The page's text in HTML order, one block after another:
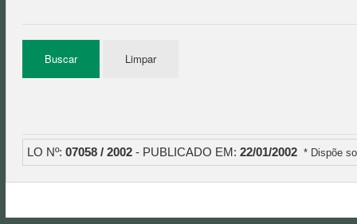
LO Nº: 07058 / 2002 - PUBLICADO EM: 22/01/2002 * Dispõe